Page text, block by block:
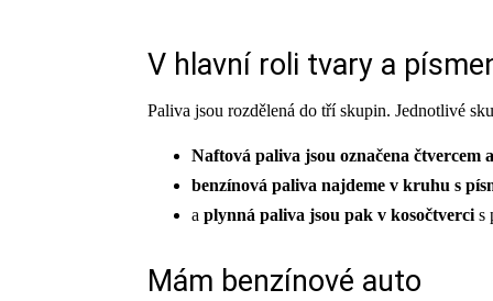
V hlavní roli tvary a
Paliva jsou rozdělená do tří skupin. Jednotlivé
Naftová paliva jsou označena čtvercem
benzínová paliva najdeme v kruhu s
a plynná paliva jsou pak v kosočtverci s
Mám benzínové auto